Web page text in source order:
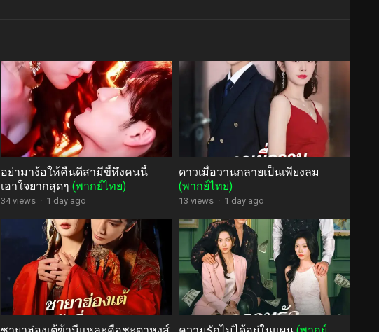
อย่ามาง้อให้คืนดีสามีขี้หึงคนนี้
เอาใจยากสุดๆ (พากย์ไทย)
34 views · 1 day ago
ดาวเมื่อวานกลายเป็นเพียงลม
(พากย์ไทย)
13 views · 1 day ago